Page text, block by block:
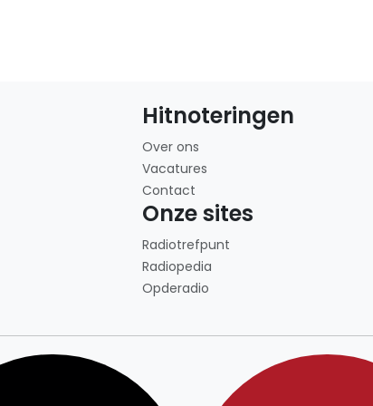
Hitnoteringen
Over ons
Vacatures
Contact
Onze sites
Radiotrefpunt
Radiopedia
Opderadio